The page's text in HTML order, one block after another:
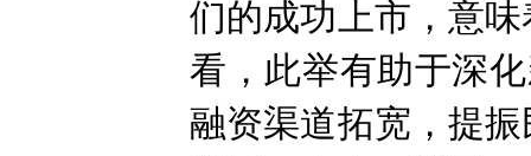
们的成功上市，意
看，此举有助于深
融资渠道拓宽，提